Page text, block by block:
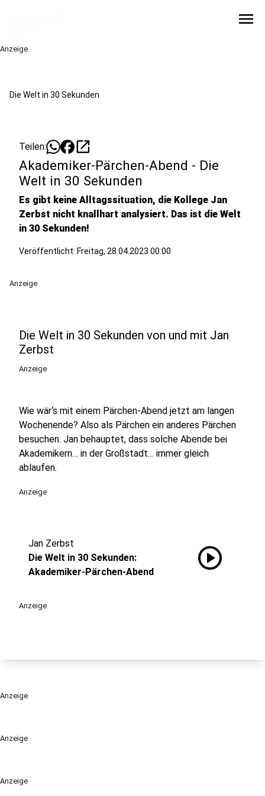
menu
Anzeige
Anzeige
Anzeige
Die Welt in 30 Sekunden
Teilen: open_in_new
Akademiker-Pärchen-Abend - Die
Welt in 30 Sekunden
Es gibt keine Alltagssituation, die Kollege Jan
Zerbst nicht knallhart analysiert. Das ist die Welt
in 30 Sekunden!
Veröffentlicht: Freitag, 28.04.2023 00:00
Anzeige
Die Welt in 30 Sekunden von und mit Jan
Zerbst
Anzeige
Wie wär‘s mit einem Pärchen-Abend jetzt am langen
Wochenende? Also als Pärchen ein anderes Pärchen
besuchen. Jan behauptet, dass solche Abende bei
Akademikern… in der Großstadt… immer gleich
ablaufen.
Anzeige
Jan Zerbst
Die Welt in 30 Sekunden:
Akademiker-Pärchen-Abend
play_circle
Anzeige
Anzeige